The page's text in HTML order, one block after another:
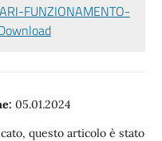
FUNZIONAMENTO-
05.01.2024
questo articolo è stato